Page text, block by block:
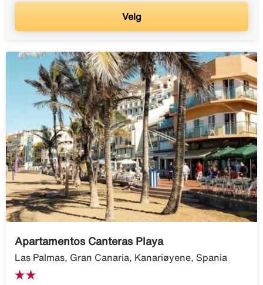
Velg
Apartamentos Canteras Playa
Las Palmas, Gran Canaria, Kanariøyene, Spania